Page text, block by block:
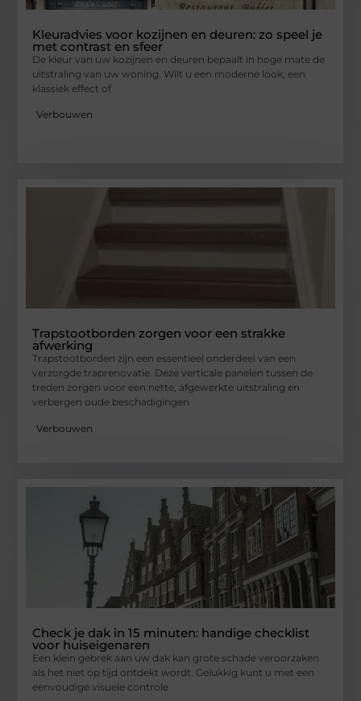
Kleuradvies voor kozijnen en deuren: zo speel je
met contrast en sfeer
De kleur van uw kozijnen en deuren bepaalt in hoge mate de
uitstraling van uw woning. Wilt u een moderne look, een
klassiek effect of
Verbouwen
Trapstootborden zorgen voor een strakke
afwerking
Trapstootborden zijn een essentieel onderdeel van een
verzorgde traprenovatie. Deze verticale panelen tussen de
treden zorgen voor een nette, afgewerkte uitstraling en
verbergen oude beschadigingen
Verbouwen
Check je dak in 15 minuten: handige checklist
voor huiseigenaren
Een klein gebrek aan uw dak kan grote schade veroorzaken
als het niet op tijd ontdekt wordt. Gelukkig kunt u met een
eenvoudige visuele controle